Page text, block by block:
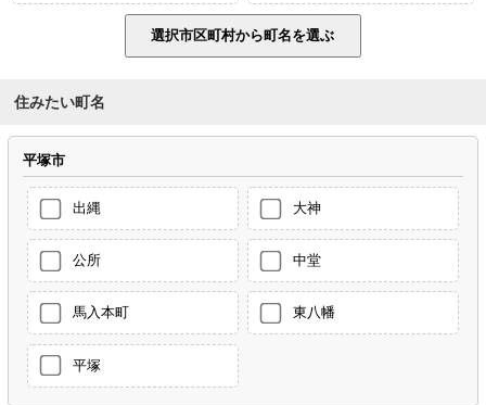
住みたい町名
平塚市
出縄 大神
公所 中堂
馬入本町 東八幡
平塚